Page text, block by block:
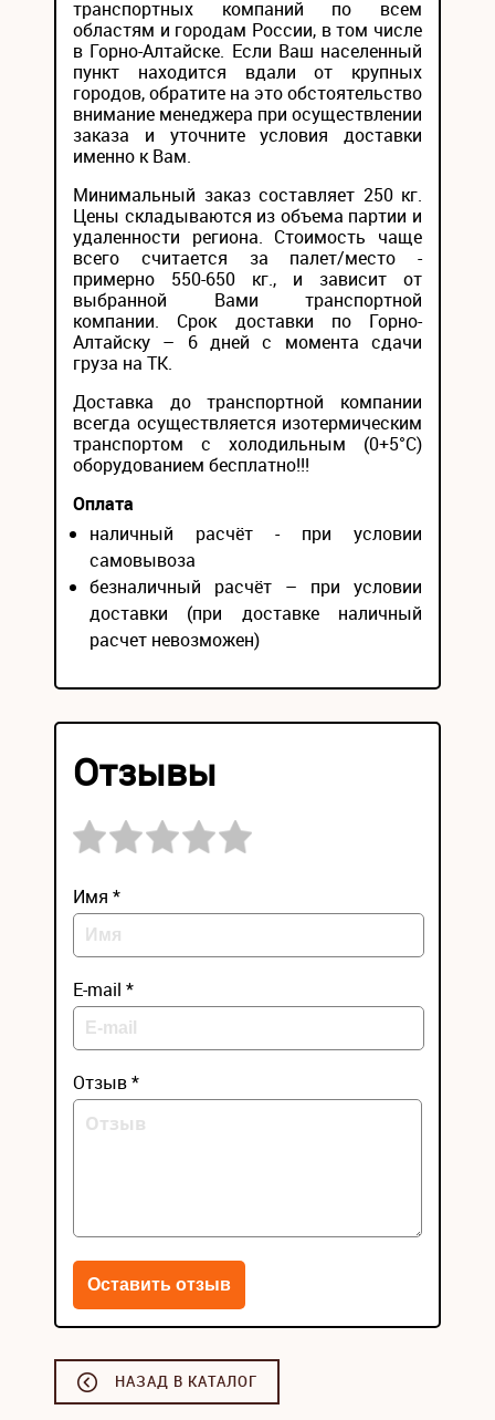
транспортных компаний по всем
областям и городам России, в том числе
в Горно-Алтайске. Если Ваш населенный
пункт находится вдали от крупных
городов, обратите на это обстоятельство
внимание менеджера при осуществлении
заказа и уточните условия доставки
именно к Вам.
Минимальный заказ составляет 250 кг.
Цены складываются из объема партии и
удаленности региона. Стоимость чаще
всего считается за палет/место -
примерно 550-650 кг., и зависит от
выбранной Вами транспортной
компании. Срок доставки по Горно-
Алтайску – 6 дней с момента сдачи
груза на ТК.
Доставка до транспортной компании
всегда осуществляется изотермическим
транспортом с холодильным (0+5°С)
оборудованием бесплатно!!!
Оплата
наличный расчёт - при условии
самовывоза
безналичный расчёт – при условии
доставки (при доставке наличный
расчет невозможен)
Отзывы
Имя *
E-mail *
Отзыв *
НАЗАД В КАТАЛОГ